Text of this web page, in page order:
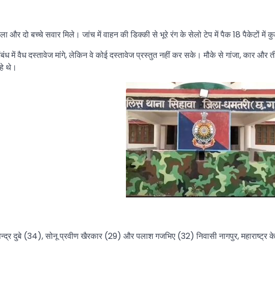
और दो बच्चे सवार मिले। जांच में वाहन की डिक्की से भूरे रंग के सेलो टेप में पैक 18 पैकेटों में
में वैध दस्तावेज मांगे, लेकिन वे कोई दस्तावेज प्रस्तुत नहीं कर सके। मौके से गांजा, कार और
थे।
दुबे (34), सोनू प्रवीण खैरकार (29) और पलाश गजभिए (32) निवासी नागपुर,